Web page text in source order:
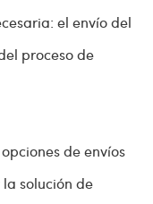
el envío del
proceso de
de envíos
solución de